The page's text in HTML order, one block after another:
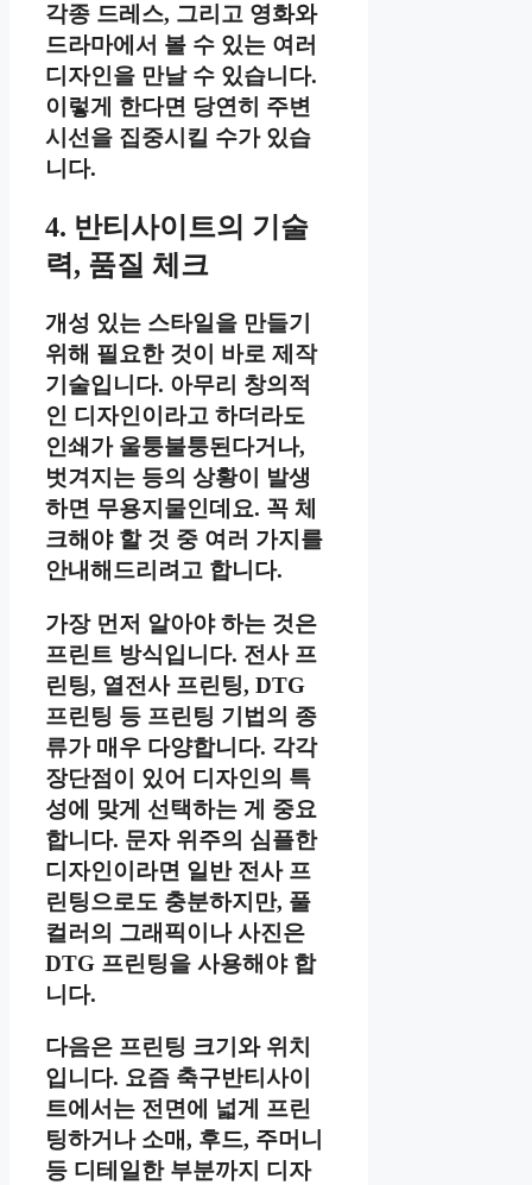
각종 드레스, 그리고 영화와
드라마에서 볼 수 있는 여러
디자인을 만날 수 있습니다.
이렇게 한다면 당연히 주변
시선을 집중시킬 수가 있습
니다.
4. 반티사이트의 기술
력, 품질 체크
개성 있는 스타일을 만들기
위해 필요한 것이 바로 제작
기술입니다. 아무리 창의적
인 디자인이라고 하더라도
인쇄가 울퉁불퉁된다거나,
벗겨지는 등의 상황이 발생
하면 무용지물인데요. 꼭 체
크해야 할 것 중 여러 가지를
안내해드리려고 합니다.
가장 먼저 알아야 하는 것은
프린트 방식입니다. 전사 프
린팅, 열전사 프린팅, DTG
프린팅 등 프린팅 기법의 종
류가 매우 다양합니다. 각각
장단점이 있어 디자인의 특
성에 맞게 선택하는 게 중요
합니다. 문자 위주의 심플한
디자인이라면 일반 전사 프
린팅으로도 충분하지만, 풀
컬러의 그래픽이나 사진은
DTG 프린팅을 사용해야 합
니다.
다음은 프린팅 크기와 위치
입니다. 요즘 축구반티사이
트에서는 전면에 넓게 프린
팅하거나 소매, 후드, 주머니
등 디테일한 부분까지 디자